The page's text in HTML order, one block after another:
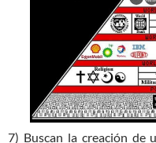
7) Buscan la creación de